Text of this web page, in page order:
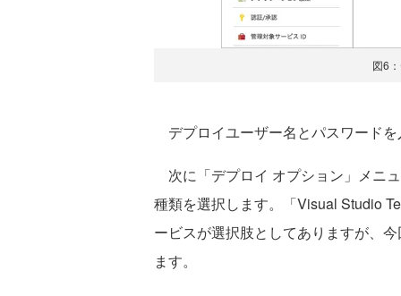
図6
デプロイユーザー名とパスワード
次に「デプロイ オプション」メニ
種類を選択します。「Visual Studio
ービスが選択肢としてありますが、
ます。